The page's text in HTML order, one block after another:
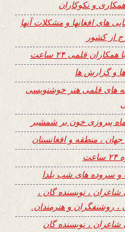
و نکوکاران
های افغانها و مشکلات آنها
از کشور
قلمی ۲۴ ساعت
و گزارش ها
های قلمی هنر خوشنویسی
پیروزی خون بر شمشیر
، منطقه و افغانستان
و سروده های شب یلدا
، نویسنده گان ،
، روشنفگران و هنرمندان.
، نویسنده گان